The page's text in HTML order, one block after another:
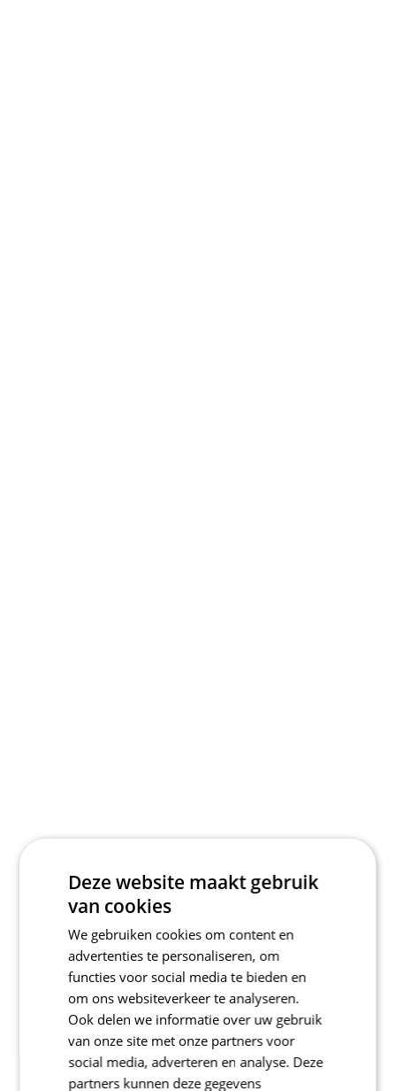
Deze website maakt gebruik
van cookies
We gebruiken cookies om content en
advertenties te personaliseren, om
functies voor social media te bieden en
om ons websiteverkeer te analyseren.
Ook delen we informatie over uw gebruik
van onze site met onze partners voor
social media, adverteren en analyse. Deze
partners kunnen deze gegevens